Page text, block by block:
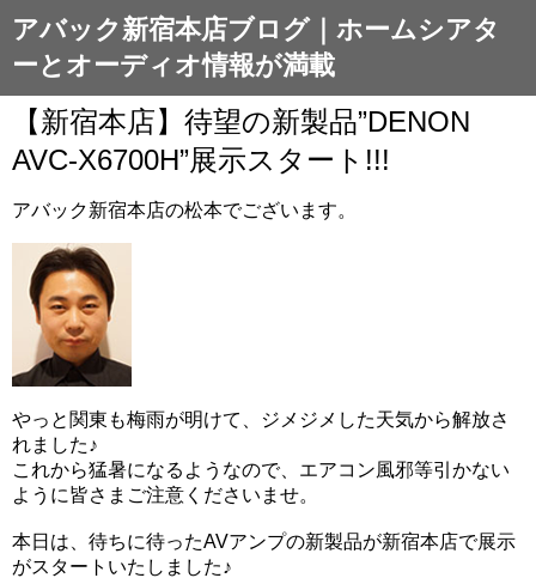
アバック新宿本店ブログ｜ホームシアタ
ーとオーディオ情報が満載
【新宿本店】待望の新製品”DENON
AVC-X6700H”展示スタート!!!
アバック新宿本店の松本でございます。
やっと関東も梅雨が明けて、ジメジメした天気から解放さ
れました♪
これから猛暑になるようなので、エアコン風邪等引かない
ように皆さまご注意くださいませ。
本日は、待ちに待ったAVアンプの新製品が新宿本店で展示
がスタートいたしました♪